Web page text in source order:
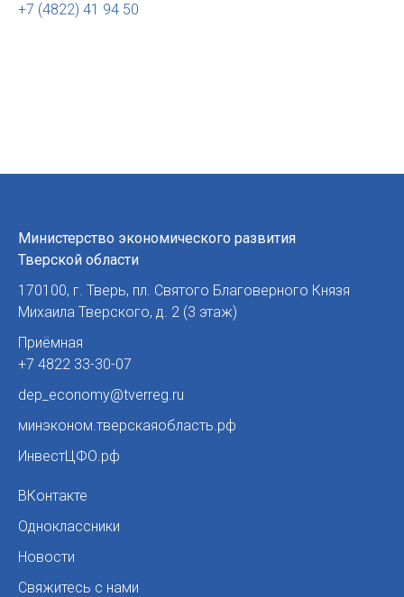
+7 (4822) 41 94 50
Министерство экономического развития
Тверской области
170100, г. Тверь, пл. Святого Благоверного Князя
Михаила Тверского, д. 2 (3 этаж)
Приёмная
+7 4822 33-30-07
dep_economy@tverreg.ru
минэконом.тверскаяобласть.рф
ИнвестЦФО.рф
ВКонтакте
Одноклассники
Новости
Свяжитесь с нами